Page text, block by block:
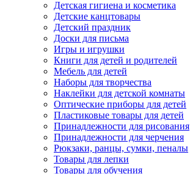
Детская гигиена и косметика
Детские канцтовары
Детский праздник
Доски для письма
Игры и игрушки
Книги для детей и родителей
Мебель для детей
Наборы для творчества
Наклейки для детской комнаты
Оптические приборы для детей
Пластиковые товары для детей
Принадлежности для рисования
Принадлежности для черчения
Рюкзаки, ранцы, сумки, пеналы
Товары для лепки
Товары для обучения